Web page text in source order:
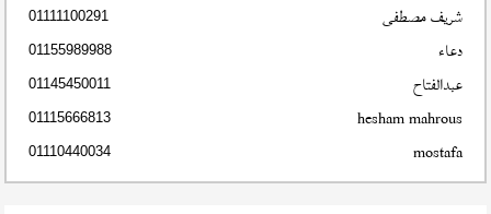
شريف مصطفى 01111100291
دعاء 01155989988
عبدالفتاح 01145450011
hesham mahrous
01115666813
mostafa
01110440034